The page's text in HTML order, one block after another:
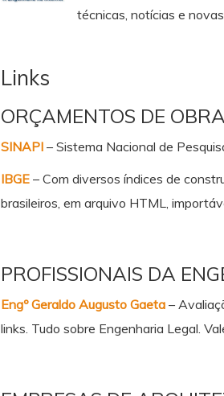
técnicas, notícias e
Links
ORÇAMENTOS DE
SINAPI – Sistema Nacional de
IBGE – Com diversos índices de
brasileiros, em arquivo HTML,
PROFISSIONAIS DA
Engº Geraldo Augusto Gaeta –
links. Tudo sobre Engenharia Legal.